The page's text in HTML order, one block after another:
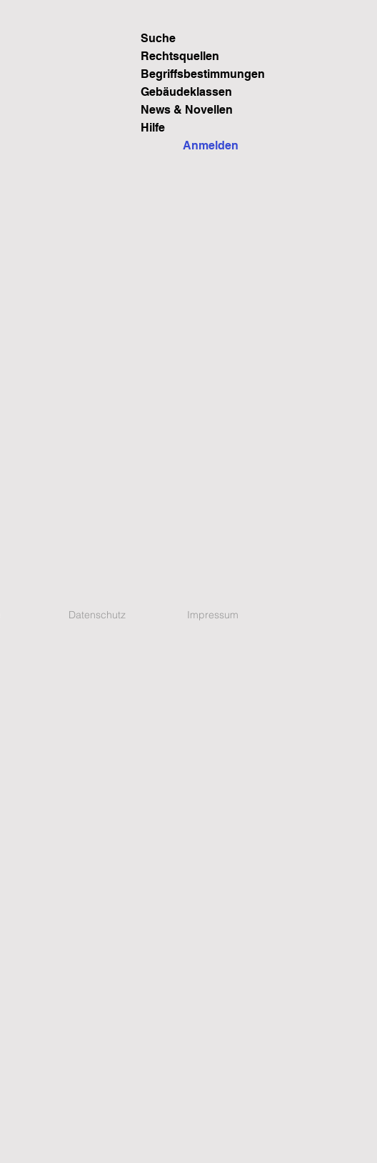
Anmelden
Suche
Rechtsquellen
Begriffsbestimmungen
Gebäudeklassen
News & Novellen
Hilfe
Impressum
Datenschutz